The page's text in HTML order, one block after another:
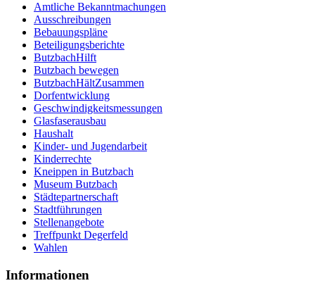
Amtliche Bekanntmachungen
Ausschreibungen
Bebauungspläne
Beteiligungsberichte
ButzbachHilft
Butzbach bewegen
ButzbachHältZusammen
Dorfentwicklung
Geschwindigkeitsmessungen
Glasfaserausbau
Haushalt
Kinder- und Jugendarbeit
Kinderrechte
Kneippen in Butzbach
Museum Butzbach
Städtepartnerschaft
Stadtführungen
Stellenangebote
Treffpunkt Degerfeld
Wahlen
Informationen